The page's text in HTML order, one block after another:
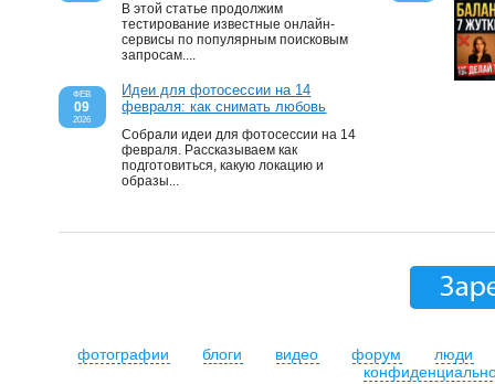
В этой статье продолжим
тестирование известные онлайн-
сервисы по популярным поисковым
запросам....
ФЕВ
09
2026
Идеи для фотосессии на 14
февраля: как снимать любовь
Собрали идеи для фотосессии на 14
февраля. Рассказываем как
подготовиться, какую локацию и
образы...
фотографии блоги видео форум
люди